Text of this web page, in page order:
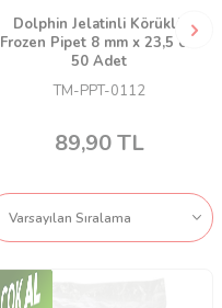
Dolphin Jelatinli Körüklü
Frozen Pipet 8 mm x 23,5 cm
50 Adet
TM-PPT-0112
89,90TL